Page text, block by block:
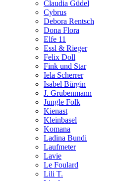
Claudia Güdel
Cybrus
Debora Rentsch
Dona Flora
Elfe 11
Essl & Rieger
Felix Doll
Fink und Star
Iela Scherrer
Isabel Bürgin
J. Grubenmann
Jungle Folk
Kienast
Kleinbasel
Komana
Ladina Bundi
Laufmeter
Lavie
Le Foulard
Lili T.